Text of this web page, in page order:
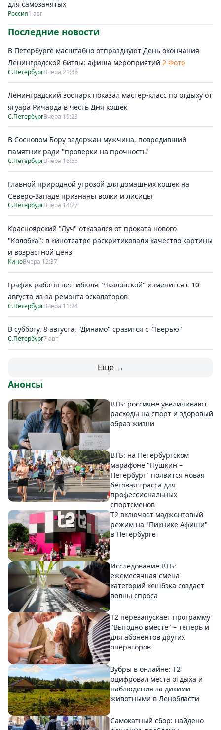
для самозанятых
Россия1 авг
Последние новости
В Петербурге масштабно отпразднуют День окончания
Ленинградской битвы: афиша мероприятий 2 Фото
С.ПетербургВчера 21:48
Ленинградский зоопарк показал мастер-класс по отдыху от
ягуара Ричарда в честь Дня кошек
С.ПетербургВчера 19:23
В Сосновом Бору задержан мужчина, повредивший
памятник ради "проверки на прочность"
С.ПетербургВчера 16:55
Главной природной угрозой для домашних кошек на
Северо-Западе признаны волки и лисицы
С.ПетербургВчера 14:27
Красноярский "Луч" отказался от проката нового
"Колобка": в кинотеатре раскритиковали качество картины
и возрастной ценз
КиноВчера 12:37
График работы вестибюля "Чкаловской" изменится с 10
августа из-за ремонта эскалаторов
С.ПетербургВчера 11:24
В субботу, 8 августа, "Динамо" сразится с "Тверью"
С.Петербург7 авг
Еще →
Анонсы
ВТБ: россияне увеличивают
расходы на спорт и здоровый
образ жизни
ВТБ: на Петербургском
марафоне "Пушкин –
Петербург" появится новая
беговая трасса для
профессиональных
спортсменов
Т2 включает маджентовый
режим на "Пикнике Афиши"
в Петербурге
Исследование ВТБ:
ежемесячная смена
категорий кешбэка создает
волны спроса
Т2 перезапускает программу
"Выгодно вместе" – теперь и
для абонентов других
операторов
Зубры в онлайне: Т2
оцифровал места отдыха и
наблюдения за дикими
животными в Ленобласти
Самокатный сбор: найдено